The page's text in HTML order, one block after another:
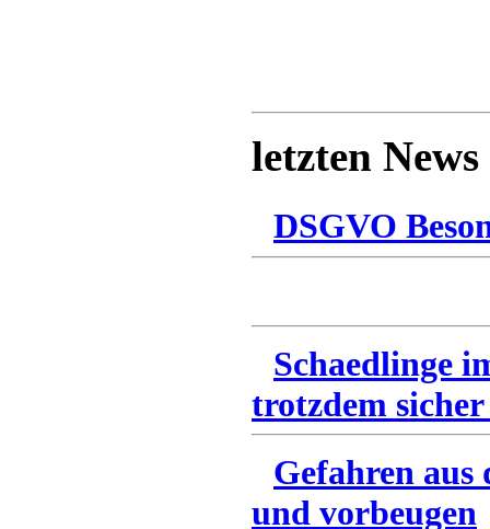
letzten News
DSGVO
Schaedlinge
trotzdem
Gefahren
und vorbeugen